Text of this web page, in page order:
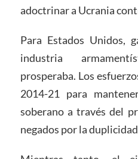
adoctrinar a Ucrania
Para Estados Unidos,
industria
prosperaba. Los
2014-21 para
soberano a través del
negados por la